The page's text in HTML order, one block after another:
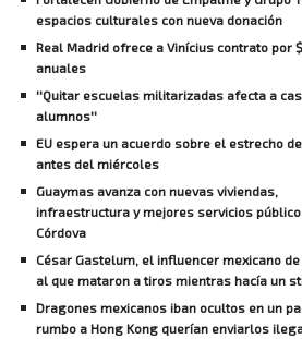
espacios culturales con nueva donación
Real Madrid ofrece a Vinícius contrato por
anuales
''Quitar escuelas militarizadas afecta a
alumnos''
EU espera un acuerdo sobre el estrecho
antes del miércoles
Guaymas avanza con nuevas viviendas,
infraestructura y mejores servicios
Córdova
César Gastelum, el influencer mexicano
al que mataron a tiros mientras hacía un
Dragones mexicanos iban ocultos en un
rumbo a Hong Kong querían enviarlos